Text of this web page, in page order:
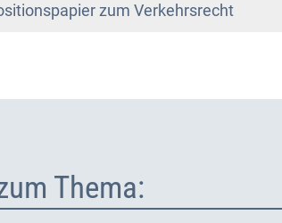
zum Verkehrsrecht
Thema: